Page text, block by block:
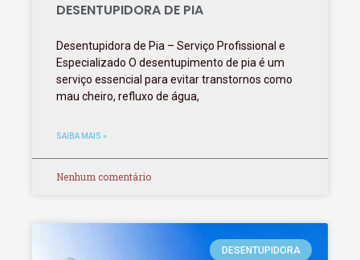
DESENTUPIDORA DE PIA
Desentupidora de Pia – Serviço Profissional e
Especializado O desentupimento de pia é um
serviço essencial para evitar transtornos como
mau cheiro, refluxo de água,
SAIBA MAIS »
Nenhum comentário
DESENTUPIDORA